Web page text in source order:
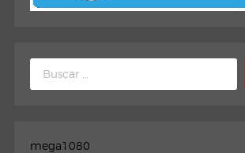
Buscar:
mega1080